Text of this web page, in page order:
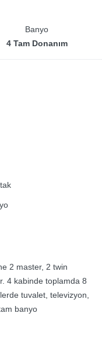
Banyo
4 Tam Donanım
2 master, 2 twin
4 kabinde toplamda 8
tuvalet, televizyon,
banyo